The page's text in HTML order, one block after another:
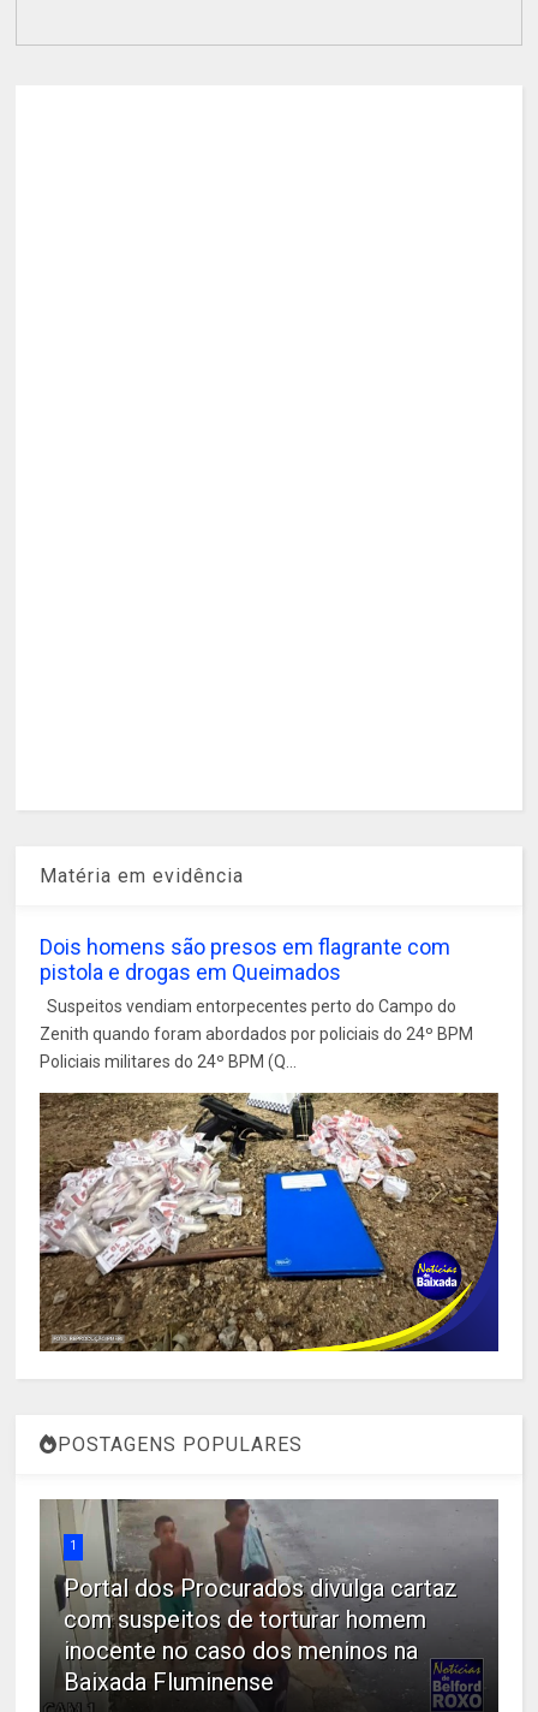
Matéria em evidência
Dois homens são presos em flagrante com
pistola e drogas em Queimados
Suspeitos vendiam entorpecentes perto do Campo do
Zenith quando foram abordados por policiais do 24º BPM
Policiais militares do 24º BPM (Q...
POSTAGENS POPULARES
1
Portal dos Procurados divulga cartaz
com suspeitos de torturar homem
inocente no caso dos meninos na
Baixada Fluminense